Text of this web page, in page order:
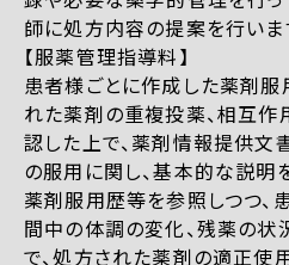
師に処方内容の提案を行いま
【服薬管理指導料】
患者様ごとに作成した薬剤服
れた薬剤の重複投薬、相互作
認した上で、薬剤情報提供文
の服用に関し、基本的な説明
薬剤服用歴等を参照しつつ、
間中の体調の変化、残薬の
で、処方された薬剤の適正使